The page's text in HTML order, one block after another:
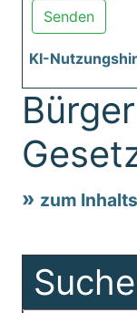
Senden
KI-
zum